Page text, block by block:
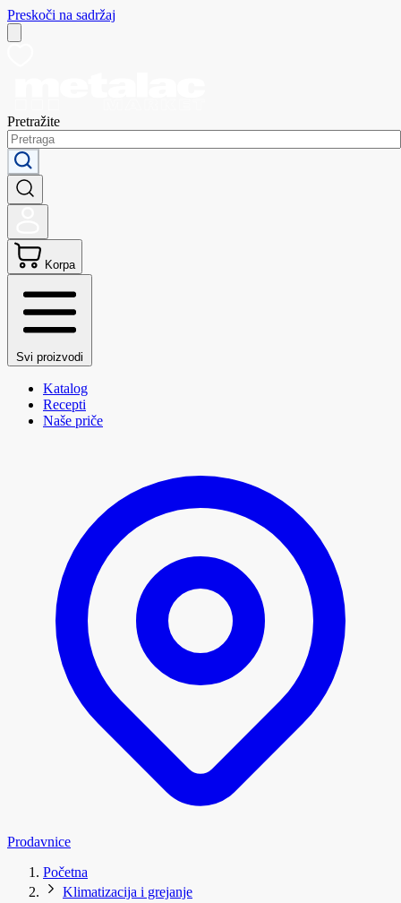
Preskoči na sadržaj
Pretražite
Korpa
Svi proizvodi
Katalog
Recepti
Naše priče
Prodavnice
Početna
Klimatizacija i grejanje